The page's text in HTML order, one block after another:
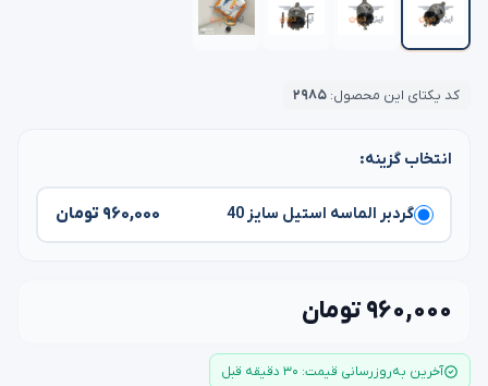
کد یکتای این محصول: ۲۹۸۵
انتخاب گزینه:
گردبر الماسه استیل سایز 40 ۹۶۰,۰۰۰ تومان
۹۶۰,۰۰۰ تومان
آخرین به‌روزرسانی قیمت: ۳۰ دقیقه قبل